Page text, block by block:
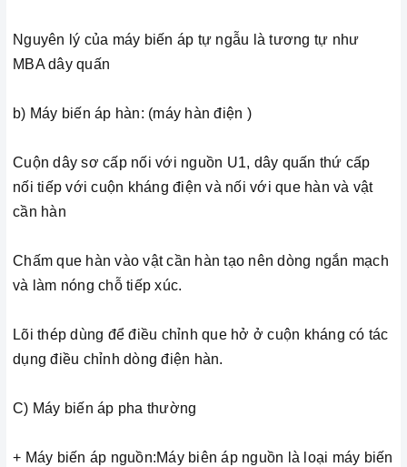
Nguyên lý của máy biến áp tự ngẫu là tương tự như
MBA dây quấn
b) Máy biến áp hàn: (máy hàn điện )
Cuộn dây sơ cấp nối với nguồn U1, dây quấn thứ cấp
nối tiếp với cuộn kháng điện và nối với que hàn và vật
cần hàn
Chấm que hàn vào vật cần hàn tạo nên dòng ngắn mạch
và làm nóng chỗ tiếp xúc.
Lõi thép dùng để điều chỉnh que hở ở cuộn kháng có tác
dụng điều chỉnh dòng điện hàn.
C) Máy biến áp pha thường
+ Máy biến áp nguồn:Máy biên áp nguồn là loại máy biến